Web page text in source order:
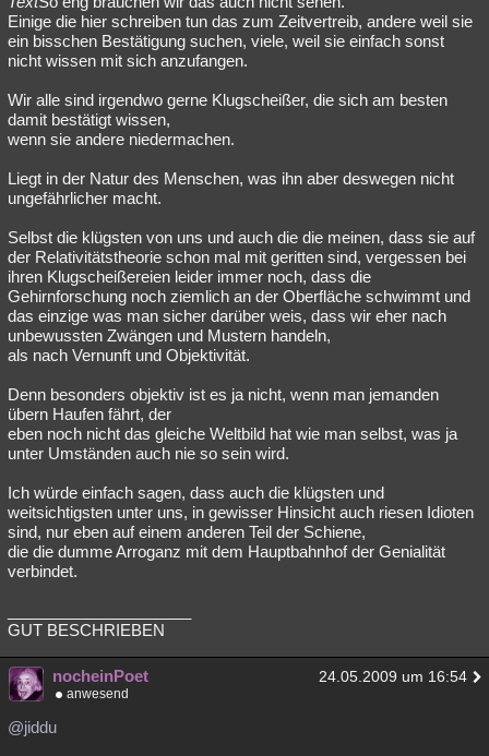
Einige die hier schreiben tun das zum Zeitvertreib, andere weil sie
ein bisschen Bestätigung suchen, viele, weil sie einfach sonst
nicht wissen mit sich anzufangen.
Wir alle sind irgendwo gerne Klugscheißer, die sich am besten
damit bestätigt wissen,
wenn sie andere niedermachen.
Liegt in der Natur des Menschen, was ihn aber deswegen nicht
ungefährlicher macht.
Selbst die klügsten von uns und auch die die meinen, dass sie auf
der Relativitätstheorie schon mal mit geritten sind, vergessen bei
ihren Klugscheißereien leider immer noch, dass die
Gehirnforschung noch ziemlich an der Oberfläche schwimmt und
das einzige was man sicher darüber weis, dass wir eher nach
unbewussten Zwängen und Mustern handeln,
als nach Vernunft und Objektivität.
Denn besonders objektiv ist es ja nicht, wenn man jemanden
übern Haufen fährt, der
eben noch nicht das gleiche Weltbild hat wie man selbst, was ja
unter Umständen auch nie so sein wird.
Ich würde einfach sagen, dass auch die klügsten und
weitsichtigsten unter uns, in gewisser Hinsicht auch riesen Idioten
sind, nur eben auf einem anderen Teil der Schiene,
die die dumme Arroganz mit dem Hauptbahnhof der Genialität
verbindet.
GUT BESCHRIEBEN
nocheinPoet 24.05.2009 um 16:54
anwesend
@jiddu